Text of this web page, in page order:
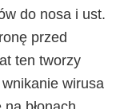
do nosa i ust.
przed
ten tworzy
wirusa